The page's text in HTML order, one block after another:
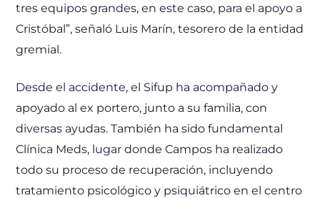
tres equipos grandes, en este caso, para el apoyo a
Cristóbal”, señaló Luis Marín, tesorero de la entidad
gremial.
Desde el accidente, el Sifup ha acompañado y
apoyado al ex portero, junto a su familia, con
diversas ayudas. También ha sido fundamental
Clínica Meds, lugar donde Campos ha realizado
todo su proceso de recuperación, incluyendo
tratamiento psicológico y psiquiátrico en el centro